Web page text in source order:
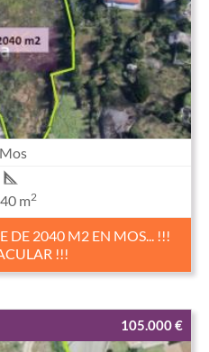
Mos
m2
DE 2040 M2 EN MOS... !!!
!!!
105.000 €